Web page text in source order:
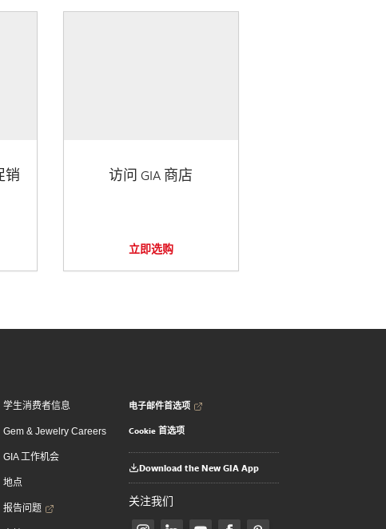
销
访问 GIA 商店
立即选购
学生消费者信息
Gem & Jewelry Careers
GIA 工作机会
地点
报告问题
电子邮件首选项
Cookie 首选项
Download the New GIA App
关注我们